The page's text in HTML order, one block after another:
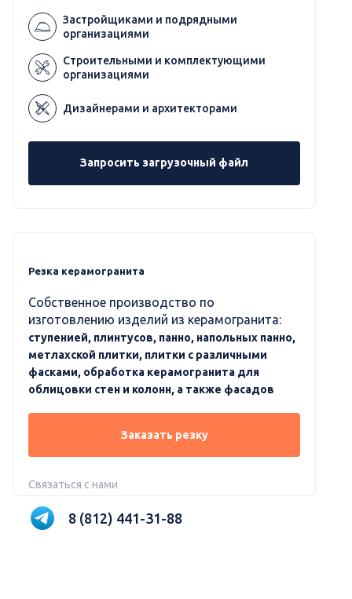
Застройщиками и подрядными
организациями
Строительными и комплектующими
организациями
Дизайнерами и архитекторами
Запросить загрузочный файл
Резка керамогранита
Собственное производство по
изготовлению изделий из керамогранита:
ступенией, плинтусов, панно, напольных панно,
метлахской плитки, плитки с различными
фасками, обработка керамогранита для
облицовки стен и колонн, а также фасадов
Заказать резку
Связаться с нами
8 (812) 441-31-88